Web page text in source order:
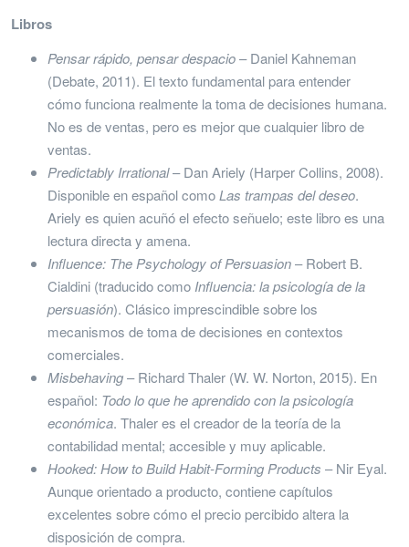
Libros
Pensar rápido, pensar despacio– Daniel Kahneman
(Debate, 2011). El texto fundamental para entender
cómo funciona realmente la toma de decisiones humana.
No es de ventas, pero es mejor que cualquier libro de
ventas.
Predictably Irrational– Dan Ariely (Harper Collins, 2008).
Disponible en español comoLas trampas del deseo.
Ariely es quien acuñó el efecto señuelo; este libro es una
lectura directa y amena.
Influence: The Psychology of Persuasion– Robert B.
Cialdini (traducido como Influencia: la psicología de la
persuasión). Clásico imprescindible sobre los
mecanismos de toma de decisiones en contextos
comerciales.
Misbehaving– Richard Thaler (W. W. Norton, 2015). En
español: Todo lo que he aprendido con la psicología
económica. Thaler es el creador de la teoría de la
contabilidad mental; accesible y muy aplicable.
Hooked: How to Build Habit-Forming Products – Nir Eyal.
Aunque orientado a producto, contiene capítulos
excelentes sobre cómo el precio percibido altera la
disposición de compra.